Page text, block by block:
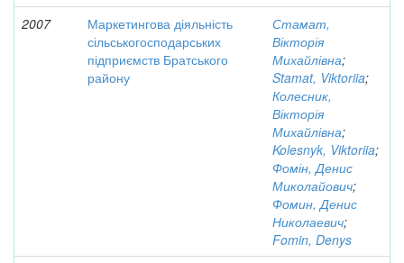
2007
Маркетингова діяльність
сільськогосподарських
підприємств Братського
району
Стамат,
Вікторія
Михайлівна;
Stamat, Viktoriia;
Колесник,
Вікторія
Михайлівна;
Kolesnyk, Viktoriia;
Фомін, Денис
Миколайович;
Фомин, Денис
Николаевич;
Fomin, Denys